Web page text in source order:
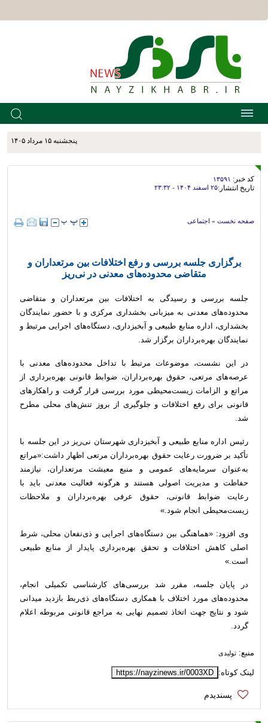
پنجشنبه ۱۵ مرداد ۱۴۰۵
کد خبر: ۱۳۵۹۱
تاریخ انتشار:۲۵ اسفند ۱۴۰۴ - ۲۳:۳۲
صفحه نخست » اجتماعی
برگزاری جلسه بررسی و رفع اختلافات بین مرتعداران و
متقاضی محدوده‌های معدنی در نی‌ریز
جلسه بررسی و رسیدگی به اختلافات بین مرتعداران و متقاضی
محدوده‌های معدنی به میزبانی بخشداری مرکزی و با حضور نمایندگان
بخشداری، اداره منابع طبیعی و آبخیزداری، دستگاه‌های اجرایی مرتبط و
نمایندگان بهره‌برداران برگزار شد.
در این نشست، موضوعات مرتبط با تداخل محدوده‌های معدنی با
عرصه‌های مرتعی، حقوق بهره‌برداران، ضوابط قانونی بهره‌برداری از
مراتع و الزامات زیست‌محیطی مورد بررسی قرار گرفت و راهکارهای
قانونی برای رفع اختلافات و جلوگیری از بروز تنش‌های محلی مطرح
شد.
رئیس اداره منابع طبیعی و آبخیزداری شهرستان نی‌ریز در این جلسه با
تأکید بر ضرورت رعایت حقوق بهره‌برداران مرتعی اظهار داشت:«مراتع
به‌عنوان سرمایه‌های عمومی و منبع معیشت مرتعداران، نیازمند
حفاظت و مدیریت اصولی هستند و هرگونه فعالیت معدنی باید با
رعایت ضوابط قانونی، حقوق عرفی بهره‌برداران و ملاحظات
زیست‌محیطی انجام شود.»
وی افزود: «هماهنگی بین دستگاه‌های اجرایی و ذی‌نفعان محلی، شرط
اصلی کاهش اختلافات و تحقق بهره‌برداری پایدار از منابع طبیعی
است.»
در پایان جلسه، مقرر شد بررسی‌های کارشناسی تکمیلی انجام،
محدوده‌های مورد اختلاف با همکاری دستگاه‌های ذی‌ربط بازدید میدانی
شود و نتایج جهت اتخاذ تصمیم نهایی به مراجع قانونی مربوطه اعلام
گردد.
منبع: تولیدی
لینک کوتاه: https://nayzinews.ir/0003XD